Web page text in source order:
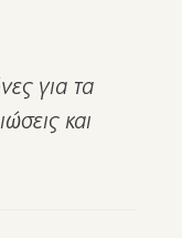
για τα
και